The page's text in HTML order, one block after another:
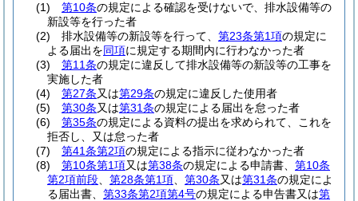
(1)
第10条の規定による確認を受けないで、排水設備等の
新設等を行った者
(2)
排水設備等の新設等を行って、 第23条第1項の規定に
よる届出を同項に規定する期間内に行わなかった者
(3)
第11条の規定に違反して排水設備等の新設等の工事を
実施した者
(4)
第27条又は第29条の規定に違反した使用者
(5)
第30条又は第31条の規定による届出を怠った者
(6)
第35条の規定による資料の提出を求められて、これを
拒否し、又は怠った者
(7)
第41条第2項の規定による指示に従わなかった者
(8)
第10条第1項又は第38条の規定による申請書、 第10条
第2項前段
第28条第1項 第30条又は第31条の規定によ
る届出書、 第33条第2項第4号の規定による申告書又は第